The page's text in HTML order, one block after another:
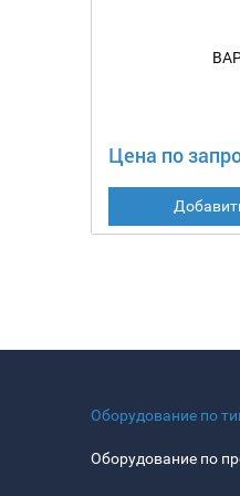
Цена по
Оборудование по
Оборудование по